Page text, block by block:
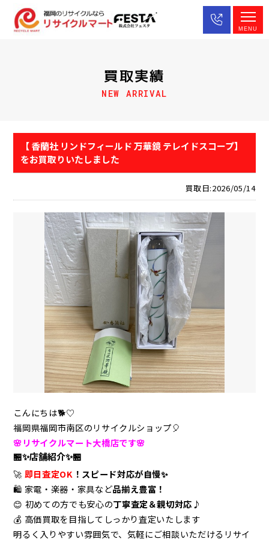
買取実績
NEW ARRIVAL
【 香蘭社 リンドフィールド 万華鏡 テレイドスコープ】
をお買取りいたしました
買取日:2026/05/14
こんにちは🐕♡
福岡県福岡市南区のリサイクルショップ🎈
🌸リサイクルマート大橋店です🌸
🏪✨店舗紹介✨🏪
🚀即日査定OK ！スピード対応が自慢✨
🛍️ 家電・楽器・家具など品揃え豊富！
😊 初めての方でも安心の丁寧査定＆親切対応♪
💰 高価買取を目指してしっかり査定いたします
明るく入りやすい雰囲気で、気軽にご相談いただけるリサイ
MENU